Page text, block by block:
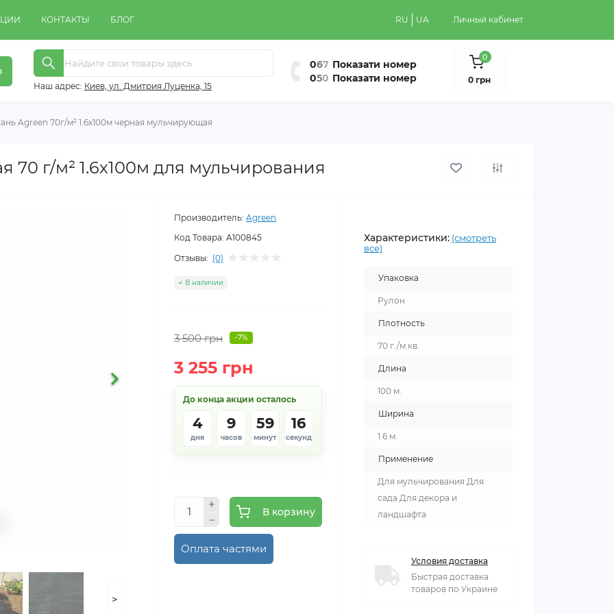
КОНТАКТЫ БЛОГ RU UA Личный кабинет
Наш адрес: Киeв, ул. Дмитрия Луценка, 15
067 Показати номер
050 Показати номер
0
0 грн
Agreen 70г/м² 1.6х100м черная мульчирующая
70 г/м² 1.6х100м для мульчирования
>
Производитель: Agreen
Код Товара: A100845
Отзывы: (0)
В наличии
3 500 грн -7%
3 255 грн
До конца акции осталось
4
дня
9
часов
59
минут
15
секунд
В корзину
Оплата частями
Характеристики: (смотреть
все)
Упаковка
Рулон
Плотность
70 г./м.кв.
Длина
100 м.
Ширина
1.6 м.
Применение
Для мульчирования Для
сада Для декора и
ландшафта
Условия доставка
Быстрая доставка
товаров по Украине